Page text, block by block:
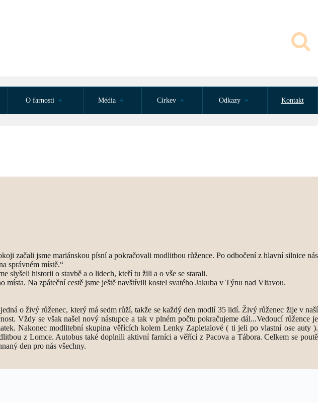
O farnosti Média Církev Odkazy Kontakt
začali jsme mariánskou písní a pokračovali modlitbou růžence. Po odbočení z hlavní silnice nás
správném místě.“
slyšeli historii o stavbě a o lidech, kteří tu žili a o vše se starali.
Na zpáteční cestě jsme ještě navštívili kostel svatého Jakuba v Týnu nad Vltavou.
o živý růženec, který má sedm růží, takže se každý den modlí 35 lidí. Živý růženec žije v naší
Vždy se však našel nový nástupce a tak v plném počtu pokračujeme dál...Vedoucí růžence je
Nakonec modlitební skupina věřících kolem Lenky Zapletalové ( ti jeli po vlastní ose auty ).
z Lomce. Autobus také doplnili aktivní farníci a věřící z Pacova a Tábora. Celkem se poutě
den pro nás všechny.